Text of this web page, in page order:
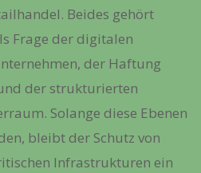
Beides gehört
Frage der digitalen
der Haftung
der strukturierten
Solange diese Ebenen
bleibt der Schutz von
Infrastrukturen ein